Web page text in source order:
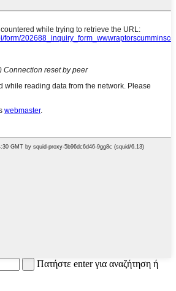
Πατήστε enter για αναζήτηση ή